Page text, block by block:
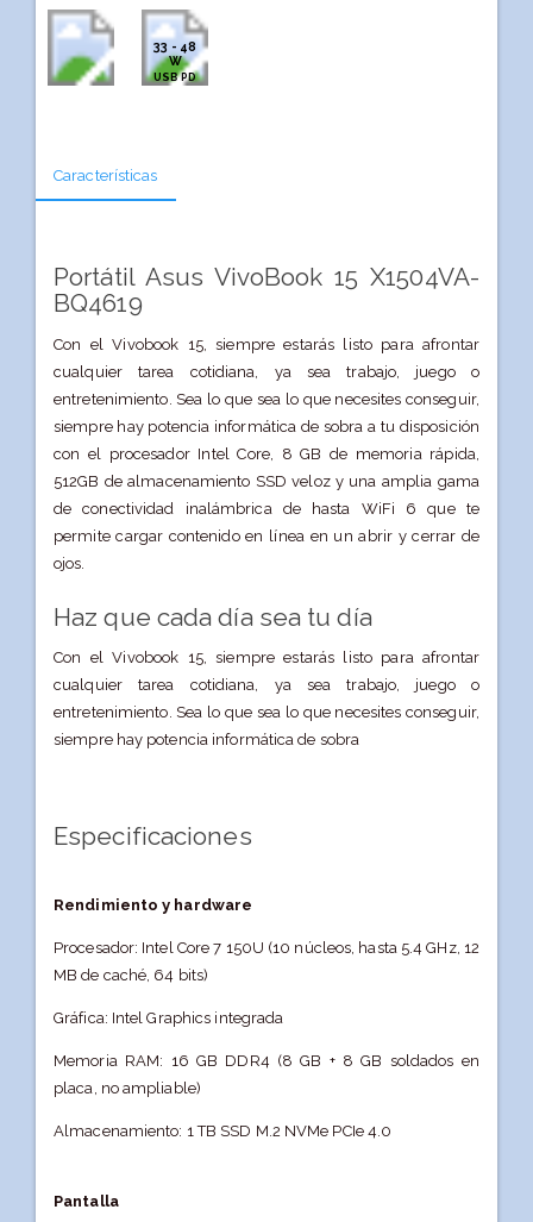
33 - 48
W
USB PD
Características
Portátil Asus VivoBook 15 X1504VA-
BQ4619
Con el Vivobook 15, siempre estarás listo para afrontar
cualquier tarea cotidiana, ya sea trabajo, juego o
entretenimiento. Sea lo que sea lo que necesites conseguir,
siempre hay potencia informática de sobra a tu disposición
con el procesador Intel Core, 8 GB de memoria rápida,
512GB de almacenamiento SSD veloz y una amplia gama
de conectividad inalámbrica de hasta WiFi 6 que te
permite cargar contenido en línea en un abrir y cerrar de
ojos.
Haz que cada día sea tu día
Con el Vivobook 15, siempre estarás listo para afrontar
cualquier tarea cotidiana, ya sea trabajo, juego o
entretenimiento. Sea lo que sea lo que necesites conseguir,
siempre hay potencia informática de sobra
Especificaciones
Rendimiento y hardware
Procesador: Intel Core 7 150U (10 núcleos, hasta 5.4 GHz, 12
MB de caché, 64 bits)
Gráfica: Intel Graphics integrada
Memoria RAM: 16 GB DDR4 (8 GB + 8 GB soldados en
placa, no ampliable)
Almacenamiento: 1 TB SSD M.2 NVMe PCIe 4.0
Pantalla